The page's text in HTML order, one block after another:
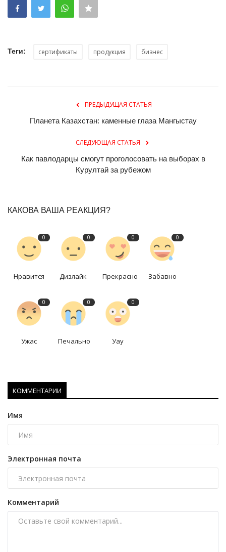
Теги: сертификаты продукция бизнес
ПРЕДЫДУЩАЯ СТАТЬЯ
Планета Казахстан: каменные глаза Мангыстау
СЛЕДУЮЩАЯ СТАТЬЯ
Как павлодарцы смогут проголосовать на выборах в
Курултай за рубежом
КАКОВА ВАША РЕАКЦИЯ?
0
Нравится
0
Дизлайк
0
Прекрасно
0
Забавно
0
Ужас
0
Печально
0
Уау
КОММЕНТАРИИ
Имя
Электронная почта
Комментарий